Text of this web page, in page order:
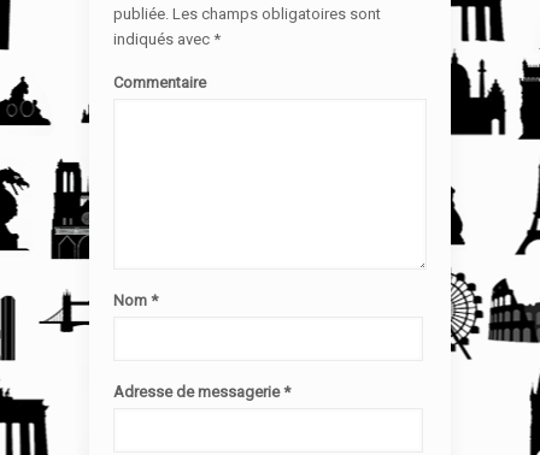
publiée. Les champs obligatoires sont
indiqués avec *
Commentaire
Nom *
Adresse de messagerie*